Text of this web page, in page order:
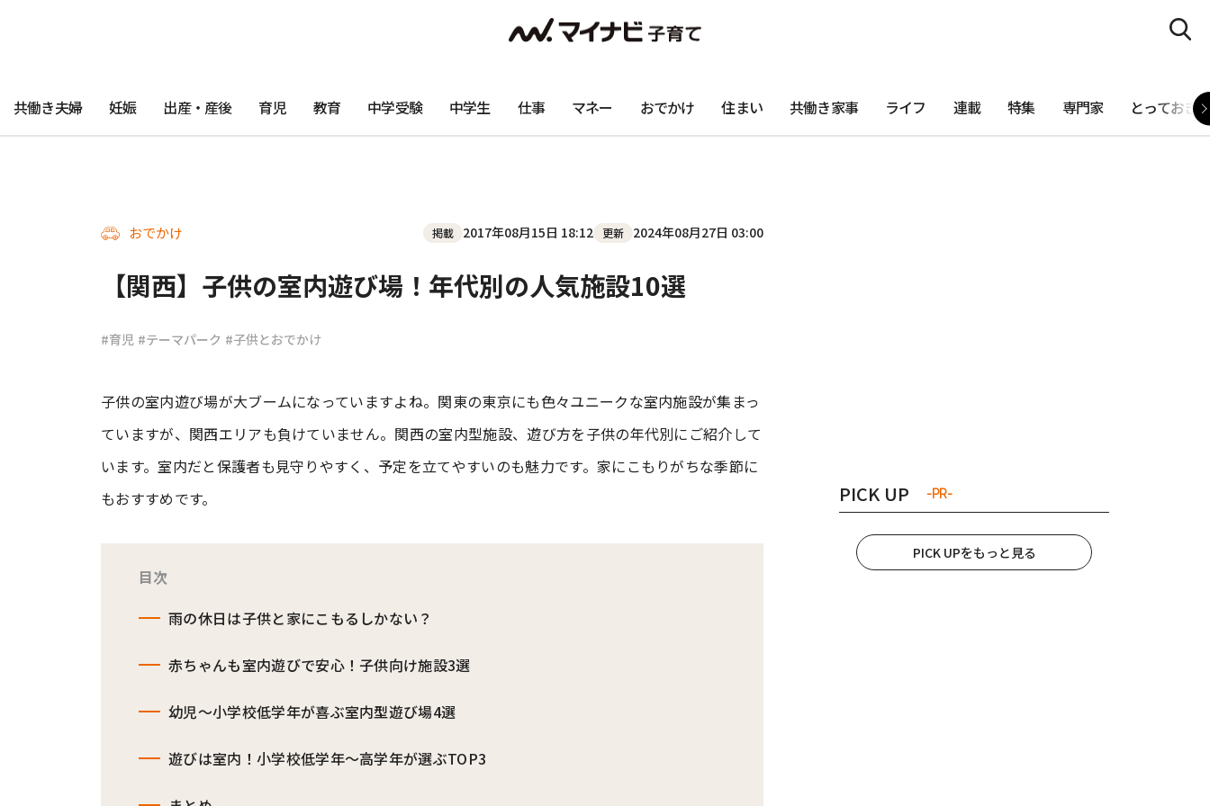
#ワンオペ育児 #コミックエッセイ #共働き夫婦のセブンルール
共働き夫婦 妊娠 出産・産後 育児 教育 中学受験 中学生 仕事 マネー おでかけ 住まい 共働き家事 ライフ 連載 特集 専門家 とっておき
おでかけ 掲載 2017年08月15日 18:12 更新 2024年08月27日 03:00
【関西】子供の室内遊び場！年代別の人気施設10選
#育児 #テーマパーク #子供とおでかけ
子供の室内遊び場が大ブームになっていますよね。関東の東京にも色々ユニークな室内施設が集まっ
ていますが、関西エリアも負けていません。関西の室内型施設、遊び方を子供の年代別にご紹介して
います。室内だと保護者も見守りやすく、予定を立てやすいのも魅力です。家にこもりがちな季節に
もおすすめです。
目次
雨の休日は子供と家にこもるしかない？
赤ちゃんも室内遊びで安心！子供向け施設3選
幼児～小学校低学年が喜ぶ室内型遊び場4選
遊びは室内！小学校低学年～高学年が選ぶTOP3
PICK UP -PR-
PICK UPをもっと見る